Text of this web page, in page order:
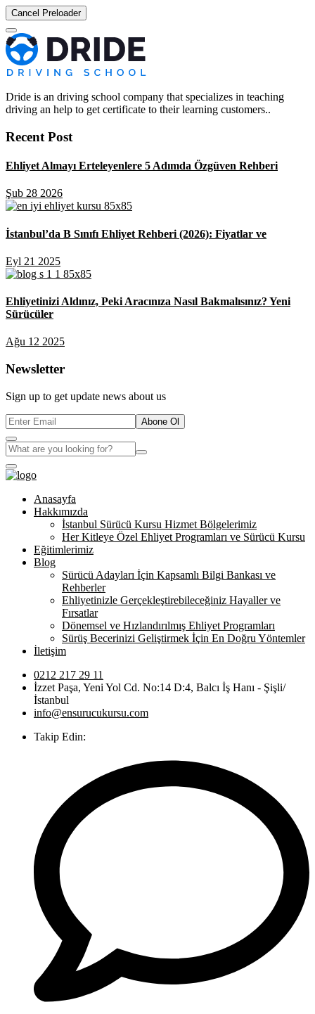
Cancel Preloader
Dride is an driving school company that specializes in teaching
driving an help to get certificate to their learning customers..
Recent Post
Ehliyet Almayı Erteleyenlere 5 Adımda Özgüven Rehberi
Şub 28 2026
İstanbul’da B Sınıfı Ehliyet Rehberi (2026): Fiyatlar ve
Eyl 21 2025
Ehliyetinizi Aldınız, Peki Aracınıza Nasıl Bakmalısınız? Yeni
Sürücüler
Ağu 12 2025
Newsletter
Sign up to get update news about us
Abone Ol
Anasayfa
Hakkımızda
İstanbul Sürücü Kursu Hizmet Bölgelerimiz
Her Kitleye Özel Ehliyet Programları ve Sürücü Kursu
Eğitimlerimiz
Blog
Sürücü Adayları İçin Kapsamlı Bilgi Bankası ve
Rehberler
Ehliyetinizle Gerçekleştirebileceğiniz Hayaller ve
Fırsatlar
Dönemsel ve Hızlandırılmış Ehliyet Programları
Sürüş Becerinizi Geliştirmek İçin En Doğru Yöntemler
İletişim
0212 217 29 11
İzzet Paşa, Yeni Yol Cd. No:14 D:4, Balcı İş Hanı - Şişli/
İstanbul
info@ensurucukursu.com
Takip Edin: